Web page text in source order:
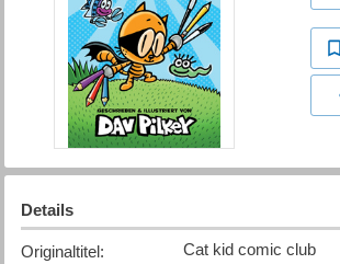
Details
Originaltitel:
Cat kid comic club